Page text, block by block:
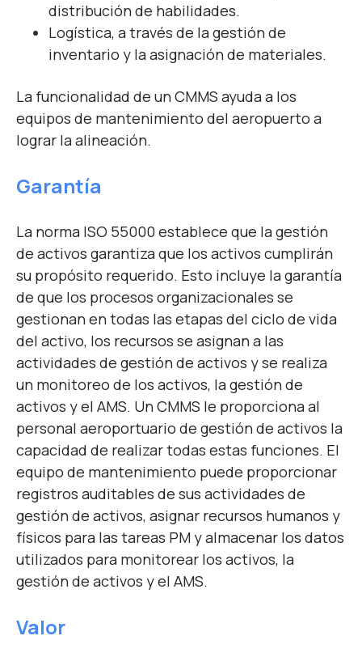
distribución de habilidades.
Logística, a través de la gestión de
inventario y la asignación de materiales.
La funcionalidad de un CMMS ayuda a los
equipos de mantenimiento del aeropuerto a
lograr la alineación.
Garantía
La norma ISO 55000 establece que la gestión
de activos garantiza que los activos cumplirán
su propósito requerido. Esto incluye la garantía
de que los procesos organizacionales se
gestionan en todas las etapas del ciclo de vida
del activo, los recursos se asignan a las
actividades de gestión de activos y se realiza
un monitoreo de los activos, la gestión de
activos y el AMS. Un CMMS le proporciona al
personal aeroportuario de gestión de activos la
capacidad de realizar todas estas funciones. El
equipo de mantenimiento puede proporcionar
registros auditables de sus actividades de
gestión de activos, asignar recursos humanos y
físicos para las tareas PM y almacenar los datos
utilizados para monitorear los activos, la
gestión de activos y el AMS.
Valor